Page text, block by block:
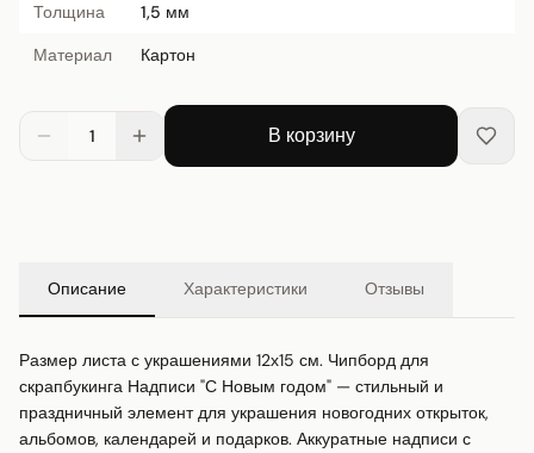
Толщина
1,5 мм
Материал
Картон
1 В корзину
Описание Характеристики Отзывы
Размер листа с украшениями 12х15 см. Чипборд для
скрапбукинга Надписи "С Новым годом" — стильный и
праздничный элемент для украшения новогодних открыток,
альбомов, календарей и подарков. Аккуратные надписи с